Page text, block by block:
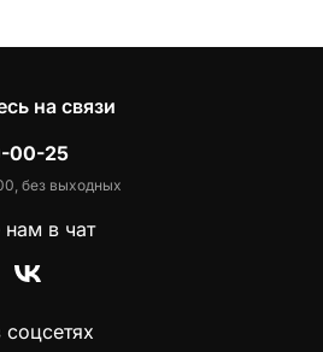
на связи
00-25
без выходных
в чат